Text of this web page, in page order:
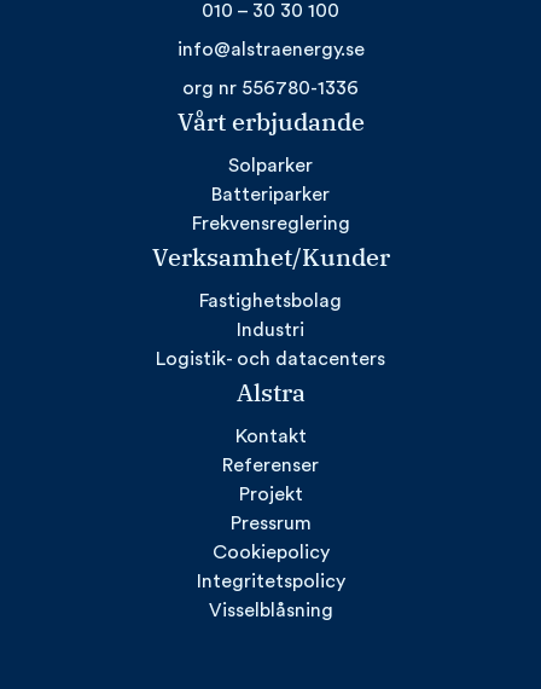
010 – 30 30 100
info@alstraenergy.se
org nr 556780-1336
Vårt erbjudande
Solparker
Batteriparker
Frekvensreglering
Verksamhet/Kunder
Fastighetsbolag
Industri
Logistik- och datacenters
Alstra
Kontakt
Referenser
Projekt
Pressrum
Cookiepolicy
Integritetspolicy
Visselblåsning